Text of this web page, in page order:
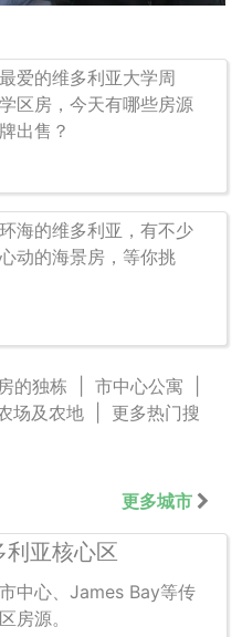
爱的维多利亚大学周
区房，今天有哪些房源
出售？
海的维多利亚，有不少
动的海景房，等你挑
的独栋 市中心公寓
场及农地
更多热门搜
更多城市
利亚核心区
中心、James Bay等传
房源。